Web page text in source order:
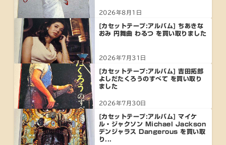
2026年8月1日
[カセットテープ:アルバム] ちあきな
おみ 円舞曲 わるつ を買い取りました
2026年7月31日
[カセットテープ:アルバム] 吉田拓郎
よしだたくろうのすべて を買い取り
ました
2026年7月30日
[カセットテープ:アルバム] マイケ
ル・ジャクソン Michael Jackson
デンジャラス Dangerous を買い取
り...